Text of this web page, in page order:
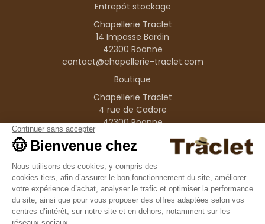
Entrepôt stockage
Chapellerie Traclet
14 Impasse Bardin
42300 Roanne
contact@chapellerie-traclet.com
Boutique
Chapellerie Traclet
4 rue de Cadore
42300 Roanne
Produits
Nos marques